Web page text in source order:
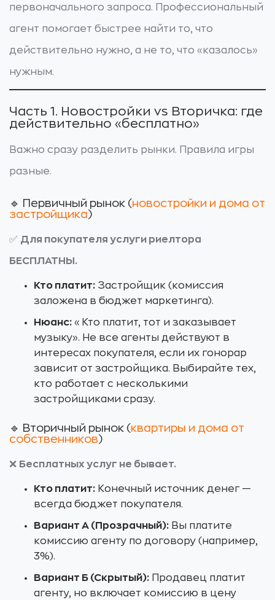
первоначального запроса. Профессиональный
агент помогает быстрее найти то, что
действительно нужно, а не то, что «казалось»
нужным.
Часть 1. Новостройки vs Вторичка: где
действительно «бесплатно»
Важно сразу разделить рынки. Правила игры
разные.
🔹 Первичный рынок (новостройки и дома от
застройщика)
✅ Для покупателя услуги риелтора
БЕСПЛАТНЫ.
Кто платит: Застройщик (комиссия
заложена в бюджет маркетинга).
Нюанс: «Кто платит, тот и заказывает
музыку». Не все агенты действуют в
интересах покупателя, если их гонорар
зависит от застройщика. Выбирайте тех,
кто работает с несколькими
застройщиками сразу.
🔹 Вторичный рынок (квартиры и дома от
собственников)
❌ Бесплатных услуг не бывает.
Кто платит: Конечный источник денег —
всегда бюджет покупателя.
Вариант А (Прозрачный): Вы платите
комиссию агенту по договору (например,
3%).
Вариант Б (Скрытый): Продавец платит
агенту, но включает комиссию в цену